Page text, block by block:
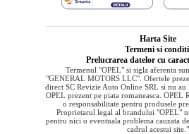
Harta Site
Termeni si
Prelucrarea datelor cu
Termenul "OPEL" si sigla aferenta
"GENERAL MOTORS LLC". Ofertele
direct SC Revizie Auto Online SRL si nu
OPEL prezent pe piata romaneasca. OPEL
o responsabilitate pentru produsele
Proprietarul legal al brandului "OPEL"
pentru nici o eventuala problema cauzata
cadrul acestui site."